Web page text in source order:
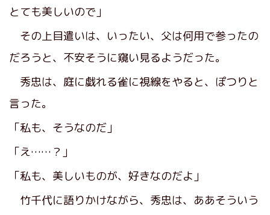
とても美しいので」
その上目遣いは、いったい、父は何用で参ったの
だろうと、不安そうに窺い見るようだった。
秀忠は、庭に戯れる雀に視線をやると、ぽつりと
言った。
「私も、そうなのだ」
「え……？」
「私も、美しいものが、好きなのだよ」
竹千代に語りかけながら、秀忠は、ああそういう